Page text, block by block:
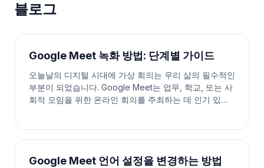
블로그
Google Meet 녹화 방법: 단계별 가이드
오늘날의 디지털 시대에 가상 회의는 우리 삶의 필수적인
부분이 되었습니다. Google Meet는 업무, 학교, 또는 사
회적 모임을 위한 온라인 회의를 주최하는 데 인기 있는
Google Meet 언어 설정을 변경하는 방법